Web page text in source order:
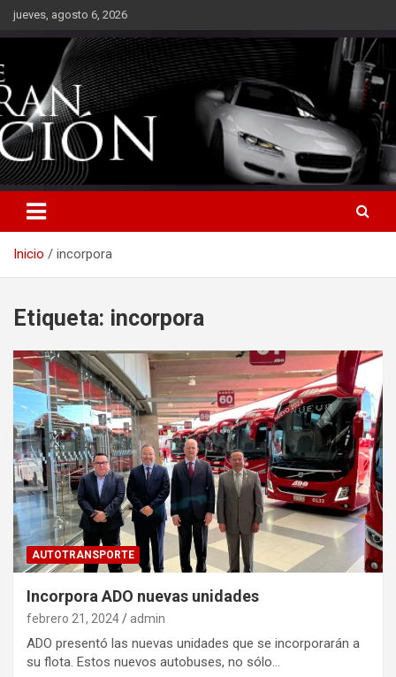
Saltarjueves, agosto 6, 2026
Inicio incorpora
Etiqueta: incorpora
AUTOTRANSPORTE
Incorpora ADO nuevas unidades
febrero 21, 2024 admin
ADO presentó las nuevas unidades que se incorporarán a
su flota. Estos nuevos autobuses, no sólo…